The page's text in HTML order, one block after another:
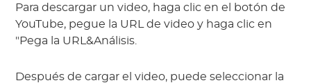
Para descargar un video, haga clic en el botón de
YouTube, pegue la URL de video y haga clic en
"Pega la URL&Análisis.
Después de cargar el video, puede seleccionar la